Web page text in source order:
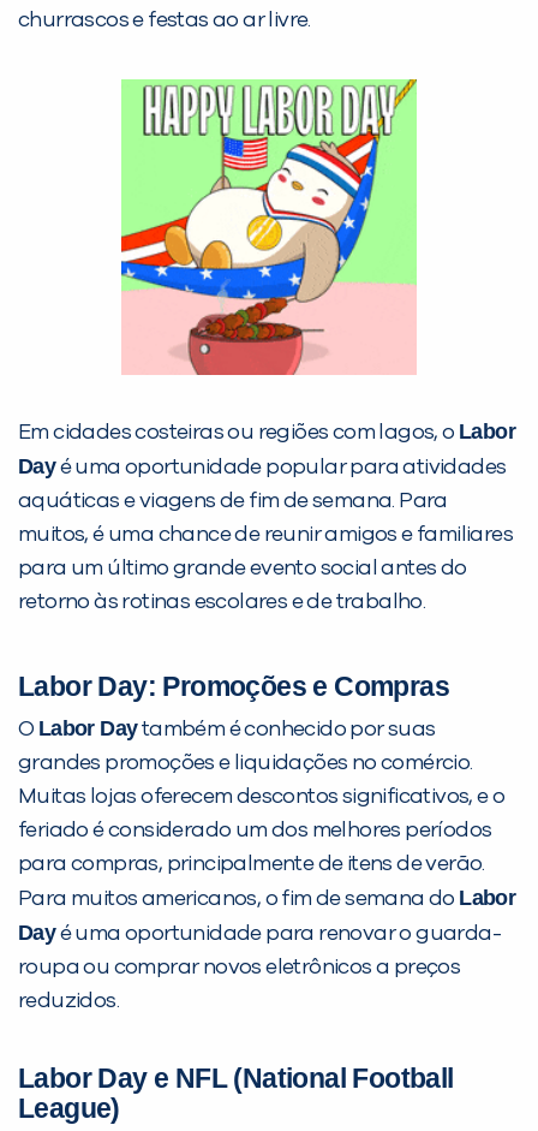
churrascos e festas ao ar livre.
Em cidades costeiras ou regiões com lagos, o Labor
Dayé uma oportunidade popular para atividades
aquáticas e viagens de fim de semana. Para
muitos, é uma chance de reunir amigos e familiares
para um último grande evento social antes do
retorno às rotinas escolares e de trabalho.
Labor Day: Promoções e Compras
O Labor Daytambém é conhecido por suas
grandes promoções e liquidações no comércio.
Muitas lojas oferecem descontos significativos, e o
feriado é considerado um dos melhores períodos
para compras, principalmente de itens de verão.
Para muitos americanos, o fim de semana do Labor
Dayé uma oportunidade para renovar o guarda-
roupa ou comprar novos eletrônicos a preços
reduzidos.
Labor Day e NFL (National Football
League)